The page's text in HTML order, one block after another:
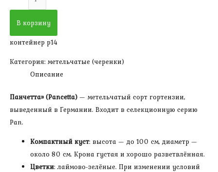
товара
Гортензия
Панчетта
(черенок
В корзину
контейнер р14
Категория: метельчатые (черенки)
Описание
Панчетта» (Pancetta) — метельчатый сорт гортензии,
выведенный в Германии. Входит в селекционную серию
Pan.
Компактный куст: высота — до 100 см, диаметр —
около 80 см. Крона густая и хорошо разветвлённая.
Цветки: лаймово-зелёные. При изменении условий